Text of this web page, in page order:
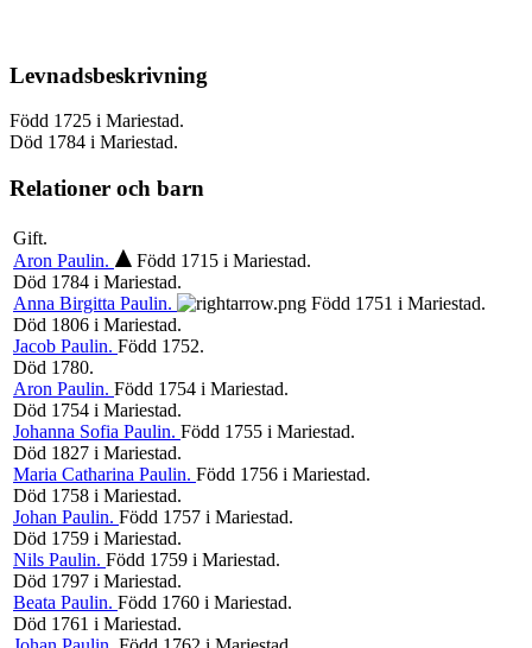
Levnadsbeskrivning
Född 1725 i Mariestad.
Död 1784 i Mariestad.
Relationer och barn
Gift.
Aron Paulin.
Född 1715 i Mariestad.
Död 1784 i Mariestad.
Anna Birgitta Paulin.
Född 1751 i Mariestad.
Död 1806 i Mariestad.
Jacob Paulin. Född 1752.
Död 1780.
Aron Paulin. Född 1754 i Mariestad.
Död 1754 i Mariestad.
Johanna Sofia Paulin. Född 1755 i Mariestad.
Död 1827 i Mariestad.
Maria Catharina Paulin. Född 1756 i Mariestad.
Död 1758 i Mariestad.
Johan Paulin. Född 1757 i Mariestad.
Död 1759 i Mariestad.
Nils Paulin. Född 1759 i Mariestad.
Död 1797 i Mariestad.
Beata Paulin. Född 1760 i Mariestad.
Död 1761 i Mariestad.